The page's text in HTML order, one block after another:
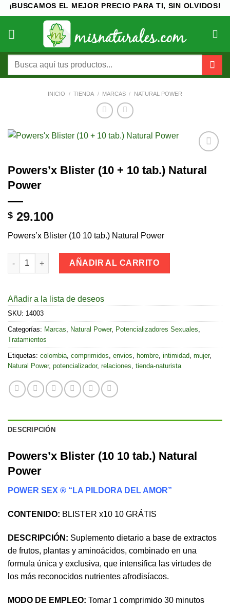
Saltar
al
contenido
¡BUSCAMOS EL MEJOR PRECIO PARA TI, SIN OLVIDOS!
Buscar
INICIO / TIENDA / MARCAS / NATURAL POWER
a la
Powers’x Blister (10 + 10 tab.) Natural
Power
$ 29.100
Powers’x Blister (10 10 tab.) Natural Power
Powers'x Blister (10 + 10 tab.) Natural Power cantidad
AÑADIR AL CARRITO
Añadir a la lista de deseos
SKU: 14003
Categorías: Marcas, Natural Power, Potencializadores Sexuales,
Tratamientos
Etiquetas: colombia, comprimidos, envios, hombre, intimidad, mujer,
Natural Power, potencializador, relaciones, tienda-naturista
DESCRIPCIÓN
Powers’x Blister (10 10 tab.) Natural
Power
POWER SEX ® “LA PILDORA DEL AMOR”
CONTENIDO: BLISTER x10 10 GRÁTIS
DESCRIPCIÓN: Suplemento dietario a base de extractos
de frutos, plantas y aminoácidos, combinado en una
formula única y exclusiva, que intensifica las virtudes de
los más reconocidos nutrientes afrodisíacos.
MODO DE EMPLEO: Tomar 1 comprimido 30 minutos